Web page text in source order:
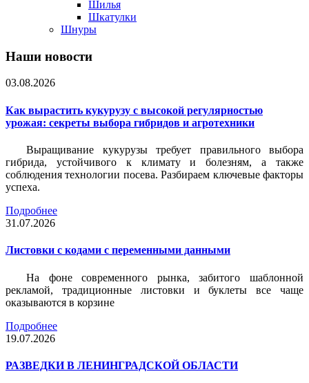
Шилья
Шкатулки
Шнуры
Наши новости
03.08.2026
Как вырастить кукурузу с высокой регулярностью
урожая: секреты выбора гибридов и агротехники
Выращивание кукурузы требует правильного выбора
гибрида, устойчивого к климату и болезням, а также
соблюдения технологии посева. Разбираем ключевые факторы
успеха.
Подробнее
31.07.2026
Листовки c кодами с переменными данными
На фоне современного рынка, забитого шаблонной
рекламой, традиционные листовки и буклеты все чаще
оказываются в корзине
Подробнее
19.07.2026
РАЗВЕДКИ В ЛЕНИНГРАДСКОЙ ОБЛАСТИ